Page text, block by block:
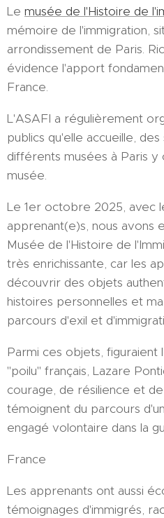
Le musée de l'Histoire de
mémoire de l'immigration,
arrondissement de Paris.
évidence l'apport
France.
L'ASAFI a régulièrement
publics qu'elle accueille,
différents musées à Paris y
musée.
Le 1er octobre 2025, avec
apprenant(e)s, nous avons
Musée de l'Histoire de
très enrichissante, car les
découvrir des objets
histoires personnelles et
parcours d'exil et
Parmi ces objets,
"poilu" français, Lazare
courage, de résilience et
témoignent du parcours
engagé volontaire dans la
France
Les apprenants ont aussi
témoignages d'immigrés,